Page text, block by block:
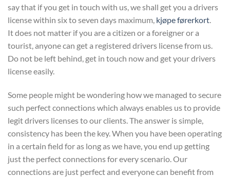
say that if you get in touch with us, we shall get you a drivers
license within six to seven days maximum, kjøpe førerkort.
It does not matter if you are a citizen or a foreigner or a
tourist, anyone can get a registered drivers license from us.
Do not be left behind, get in touch now and get your drivers
license easily.
Some people might be wondering how we managed to secure
such perfect connections which always enables us to provide
legit drivers licenses to our clients. The answer is simple,
consistency has been the key. When you have been operating
in a certain field for as long as we have, you end up getting
just the perfect connections for every scenario. Our
connections are just perfect and everyone can benefit from